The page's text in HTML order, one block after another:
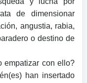
de dimensionar
angustia, rabia,
o destino de
empatizar con ello?
han insertado